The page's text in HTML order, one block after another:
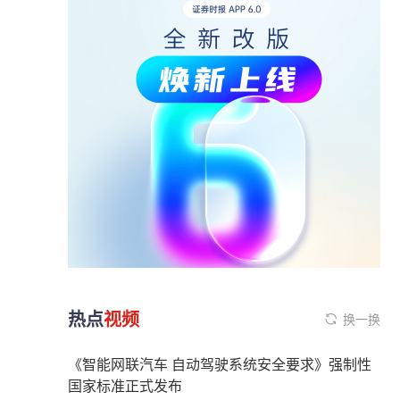
热点视频 换一换
《智能网联汽车 自动驾驶系统安全要求》强制性
国家标准正式发布